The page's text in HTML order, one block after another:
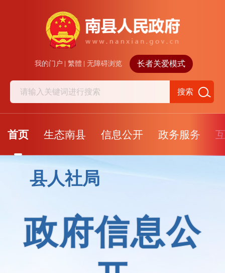
我的门户 繁體 无障碍浏览 长者关爱模式
搜索
首页 生态南县 信息公开 政务服务
县人社局
政府信息公